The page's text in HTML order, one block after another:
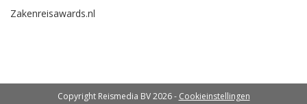
Zakenreisawards.nl
Copyright Reismedia BV 2026 - Cookieinstellingen